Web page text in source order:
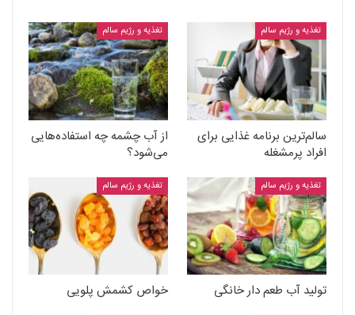
تغذیه و رژیم سالم
سالم‌ترین برنامه غذایی برای
افراد پرمشغله
تغذیه و رژیم سالم
از آب چشمه چه استفاده‌هایی
می‌شود؟
تغذیه و رژیم سالم
تولید آب طعم دار خانگی
تغذیه و رژیم سالم
خواص کشمش پلویی